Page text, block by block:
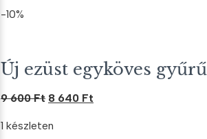
-10%
Új ezüst egyköves gyűrű
9 600Ft Original
was:
8 640 Ft
1 készleten